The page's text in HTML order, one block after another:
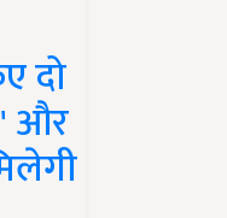
दो
और